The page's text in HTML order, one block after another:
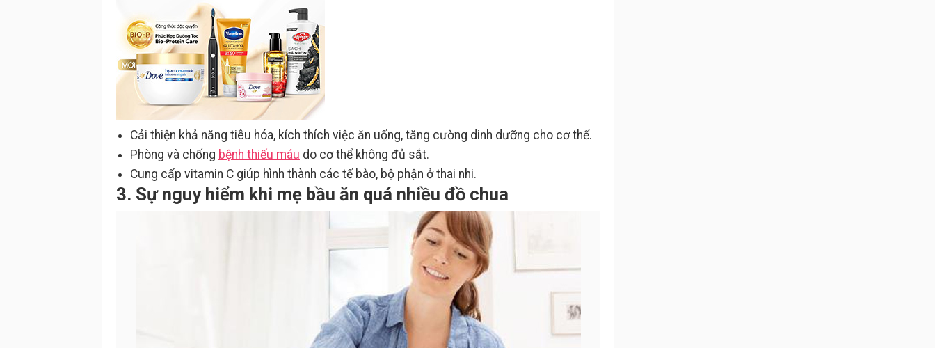
Cải thiện khả năng tiêu hóa, kích thích việc ăn uống, tăng cường dinh dưỡng cho cơ thể.
Phòng và chống bệnh thiếu máu do cơ thể không đủ sắt.
Cung cấp vitamin C giúp hình thành các tế bào, bộ phận ở thai nhi.
3. Sự nguy hiểm khi mẹ bầu ăn quá nhiều đồ chua